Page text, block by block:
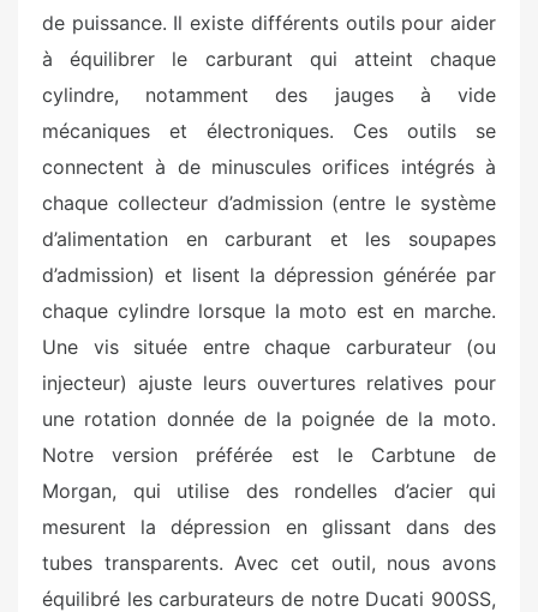
de puissance. Il existe différents outils pour aider
à équilibrer le carburant qui atteint chaque
cylindre, notamment des jauges à vide
mécaniques et électroniques. Ces outils se
connectent à de minuscules orifices intégrés à
chaque collecteur d’admission (entre le système
d’alimentation en carburant et les soupapes
d’admission) et lisent la dépression générée par
chaque cylindre lorsque la moto est en marche.
Une vis située entre chaque carburateur (ou
injecteur) ajuste leurs ouvertures relatives pour
une rotation donnée de la poignée de la moto.
Notre version préférée est le Carbtune de
Morgan, qui utilise des rondelles d’acier qui
mesurent la dépression en glissant dans des
tubes transparents. Avec cet outil, nous avons
équilibré les carburateurs de notre Ducati 900SS,